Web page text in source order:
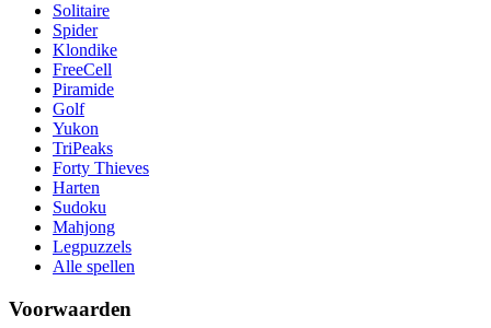
Solitaire
Spider
Klondike
FreeCell
Piramide
Golf
Yukon
TriPeaks
Forty Thieves
Harten
Sudoku
Mahjong
Legpuzzels
Alle spellen
Voorwaarden